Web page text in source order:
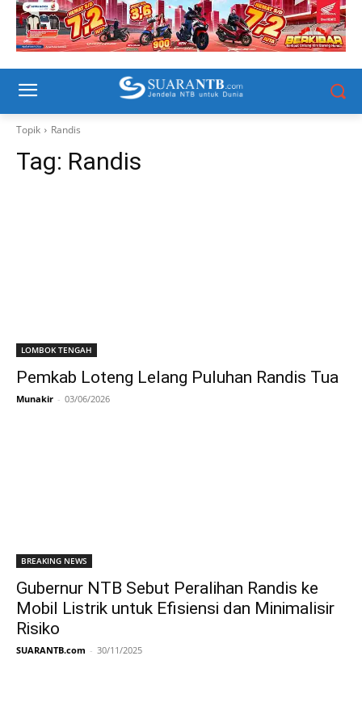
Topik Randis
Tag: Randis
LOMBOK TENGAH
Pemkab Loteng Lelang Puluhan Randis Tua
Munakir - 03/06/2026
BREAKING NEWS
Gubernur NTB Sebut Peralihan Randis ke
Mobil Listrik untuk Efisiensi dan Minimalisir
Risiko
SUARANTB.com - 30/11/2025